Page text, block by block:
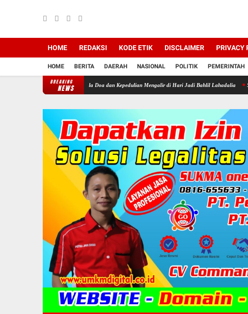
HOME REDAKSI KODE ETIK DISCLAIMER PRIVACY
HOME BERITA DAERAH NASIONAL POLITIK PEMERINTAH
BREAKING
NEWS
Sragen: Kala Doa dan Kepedulian Mengalir di Hari Jadi Bahlil Lahadalia Soroti Jadwal